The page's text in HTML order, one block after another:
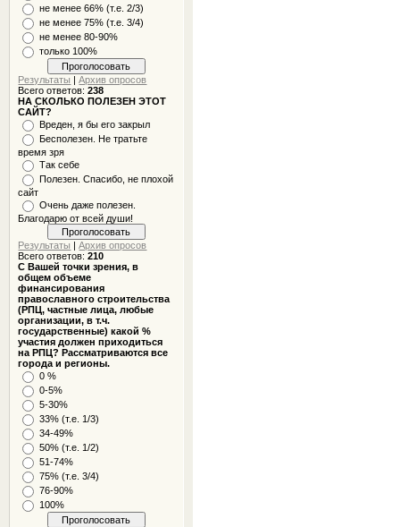
не менее 66% (т.е. 2/3)
не менее 75% (т.е. 3/4)
не менее 80-90%
только 100%
Результаты |Архив опросов
Всего ответов:238
НА СКОЛЬКО ПОЛЕЗЕН ЭТОТ
САЙТ?
Вреден, я бы его закрыл
Бесполезен. Не тратьте
время зря
Так себе
Полезен. Спасибо, не плохой
сайт
Очень даже полезен.
Благодарю от всей души!
Результаты |Архив опросов
Всего ответов:210
С Вашей точки зрения, в
общем объеме
финансирования
православного строительства
(РПЦ, частные лица, любые
организации, в т.ч.
государственные) какой %
участия должен приходиться
на РПЦ? Рассматриваются все
города и регионы.
0 %
0-5%
5-30%
33% (т.е. 1/3)
34-49%
50% (т.е. 1/2)
51-74%
75% (т.е. 3/4)
76-90%
100%